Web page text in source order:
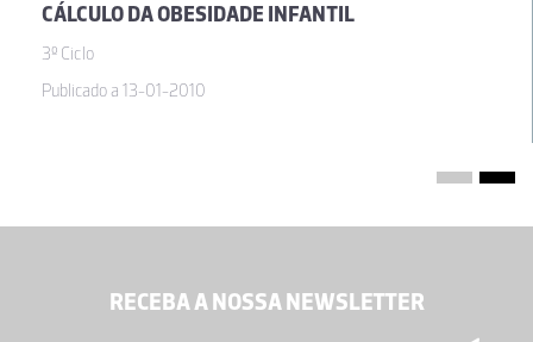
CÁLCULO DA OBESIDADE INFANTIL
3º Ciclo
Publicado a 13-01-2010
RECEBA A NOSSA NEWSLETTER